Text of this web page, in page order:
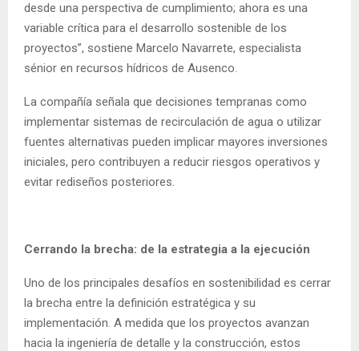
desde una perspectiva de cumplimiento; ahora es una
variable crítica para el desarrollo sostenible de los
proyectos”, sostiene Marcelo Navarrete, especialista
sénior en recursos hídricos de Ausenco.
La compañía señala que decisiones tempranas como
implementar sistemas de recirculación de agua o utilizar
fuentes alternativas pueden implicar mayores inversiones
iniciales, pero contribuyen a reducir riesgos operativos y
evitar rediseños posteriores.
Cerrando la brecha: de la estrategia a la ejecución
Uno de los principales desafíos en sostenibilidad es cerrar
la brecha entre la definición estratégica y su
implementación. A medida que los proyectos avanzan
hacia la ingeniería de detalle y la construcción, estos